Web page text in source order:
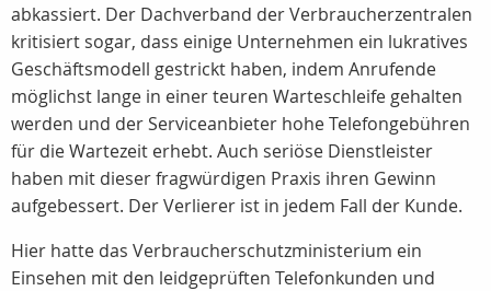
abkassiert. Der Dachverband der Verbraucherzentralen
kritisiert sogar, dass einige Unternehmen ein lukratives
Geschäftsmodell gestrickt haben, indem Anrufende
möglichst lange in einer teuren Warteschleife gehalten
werden und der Serviceanbieter hohe Telefongebühren
für die Wartezeit erhebt. Auch seriöse Dienstleister
haben mit dieser fragwürdigen Praxis ihren Gewinn
aufgebessert. Der Verlierer ist in jedem Fall der Kunde.
Hier hatte das Verbraucherschutzministerium ein
Einsehen mit den leidgeprüften Telefonkunden und